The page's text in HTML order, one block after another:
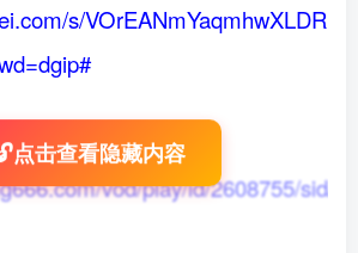
s/VOrEANmYaqmhwXLDR
vod/play/id/2608755/sid/
点击查看隐藏内容